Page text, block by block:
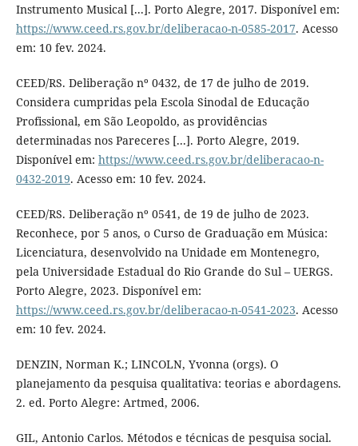
Instrumento Musical [...]. Porto Alegre, 2017. Disponível em:
https://www.ceed.rs.gov.br/deliberacao-n-0585-2017. Acesso
em: 10 fev. 2024.
CEED/RS. Deliberação nº 0432, de 17 de julho de 2019.
Considera cumpridas pela Escola Sinodal de Educação
Profissional, em São Leopoldo, as providências
determinadas nos Pareceres [...]. Porto Alegre, 2019.
Disponível em: https://www.ceed.rs.gov.br/deliberacao-n-
0432-2019. Acesso em: 10 fev. 2024.
CEED/RS. Deliberação nº 0541, de 19 de julho de 2023.
Reconhece, por 5 anos, o Curso de Graduação em Música:
Licenciatura, desenvolvido na Unidade em Montenegro,
pela Universidade Estadual do Rio Grande do Sul – UERGS.
Porto Alegre, 2023. Disponível em:
https://www.ceed.rs.gov.br/deliberacao-n-0541-2023. Acesso
em: 10 fev. 2024.
DENZIN, Norman K.; LINCOLN, Yvonna (orgs). O
planejamento da pesquisa qualitativa: teorias e abordagens.
2. ed. Porto Alegre: Artmed, 2006.
GIL, Antonio Carlos. Métodos e técnicas de pesquisa social.